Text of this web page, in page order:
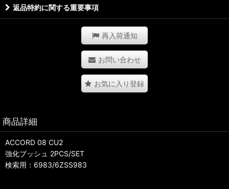
返品特約に関する重要事項
再入荷通知
お問い合わせ
お気に入り登録
商品詳細
ACCORD 08 CU2
強化ブッシュ 2PCS/SET
検索用：6983/6ZSS983